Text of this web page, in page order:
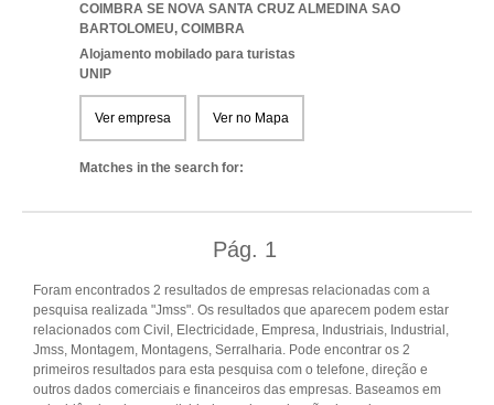
COIMBRA SE NOVA SANTA CRUZ ALMEDINA SAO
BARTOLOMEU, COIMBRA
Alojamento mobilado para turistas
UNIP
Ver empresa Ver no Mapa
Matches in the search for:
Pág. 1
Foram encontrados 2 resultados de empresas relacionadas com a
pesquisa realizada "Jmss". Os resultados que aparecem podem estar
relacionados com Civil, Electricidade, Empresa, Industriais, Industrial,
Jmss, Montagem, Montagens, Serralharia. Pode encontrar os 2
primeiros resultados para esta pesquisa com o telefone, direção e
outros dados comerciais e financeiros das empresas. Baseamos em